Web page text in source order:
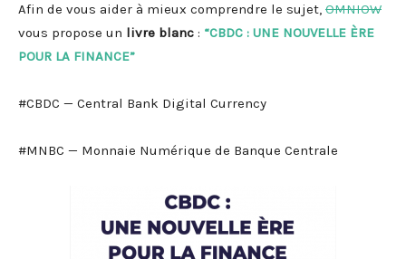
Afin de vous aider à mieux comprendre le sujet, OMNIOW
vous propose un livre blanc : “CBDC : UNE NOUVELLE ÈRE
POUR LA FINANCE”
#CBDC — Central Bank Digital Currency
#MNBC — Monnaie Numérique de Banque Centrale